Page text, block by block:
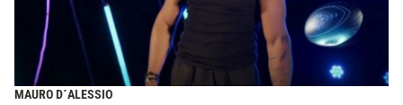
MAURO D´ALESSIO